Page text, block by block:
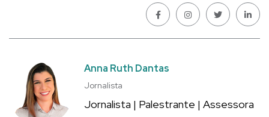
Anna Ruth Dantas
Jornalista
Jornalista | Palestrante | Assessora